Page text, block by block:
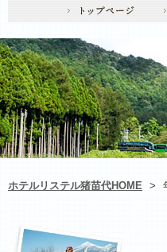
ホテルリステル猪苗代HOME >